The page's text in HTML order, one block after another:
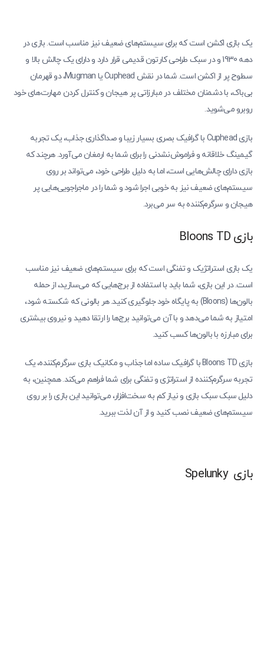
یک بازی اکشن است که برای سیستم‌های ضعیف نیز مناسب است. بازی در
دهه 1930 و در سبک طراحی کارتون قدیمی قرار دارد و دارای یک چالش بالا و
سطوح پر از اکشن است. شما در نقش Cuphead یا Mugman، دو قهرمان
بی‌باک، با دشمنان مختلف در مبارزاتی پر هیجان و کنترل کردن مهارت‌های خود
روبرو می‌شوید.
بازی Cuphead با گرافیک بصری بسیار زیبا و صداگذاری جذاب، یک تجربه
گیمینگ خلاقانه و فراموش‌نشدنی را برای شما به ارمغان می‌آورد. هرچند که
بازی دارای چالش‌هایی است، اما به دلیل طراحی خود، می‌تواند بر روی
سیستم‌های ضعیف نیز به خوبی اجرا شود و شما را در ماجراجویی‌هایی پر
هیجان و سرگرم‌کننده به سر می‌برد.
بازی Bloons TD
یک بازی استراتژیک و تفنگی است که برای سیستم‌های ضعیف نیز مناسب
است. در این بازی، شما باید با استفاده از برج‌هایی که می‌سازید، از حمله
بالون‌ها (Bloons) به پایگاه خود جلوگیری کنید. هر بالونی که شکسته شود،
امتیاز به شما می‌دهد و با آن می‌توانید برج‌ها را ارتقا دهید و نیروی بیشتری
برای مبارزه با بالون‌ها کسب کنید.
بازی Bloons TD با گرافیک ساده اما جذاب و مکانیک بازی سرگرم‌کننده، یک
تجربه سرگرم‌کننده از استراتژی و تفنگی برای شما فراهم می‌کند. همچنین، به
دلیل سبک سبک بازی و نیاز کم به سخت‌افزار، می‌توانید این بازی را بر روی
سیستم‌های ضعیف نصب کنید و از آن لذت ببرید.
بازی Spelunky